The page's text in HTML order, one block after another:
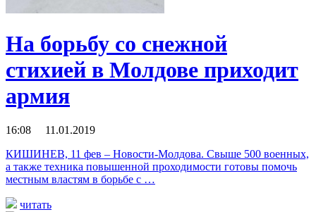
На борьбу со снежной
стихией в Молдове приходит
армия
16:08 11.01.2019
КИШИНЕВ, 11 фев – Новости-Молдова. Свыше 500 военных,
а также техника повышенной проходимости готовы помочь
местным властям в борьбе с …
читать